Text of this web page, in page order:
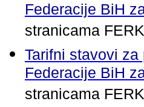
Federacije BiH
stranicama
Tarifni stavovi
Federacije BiH
stranicama